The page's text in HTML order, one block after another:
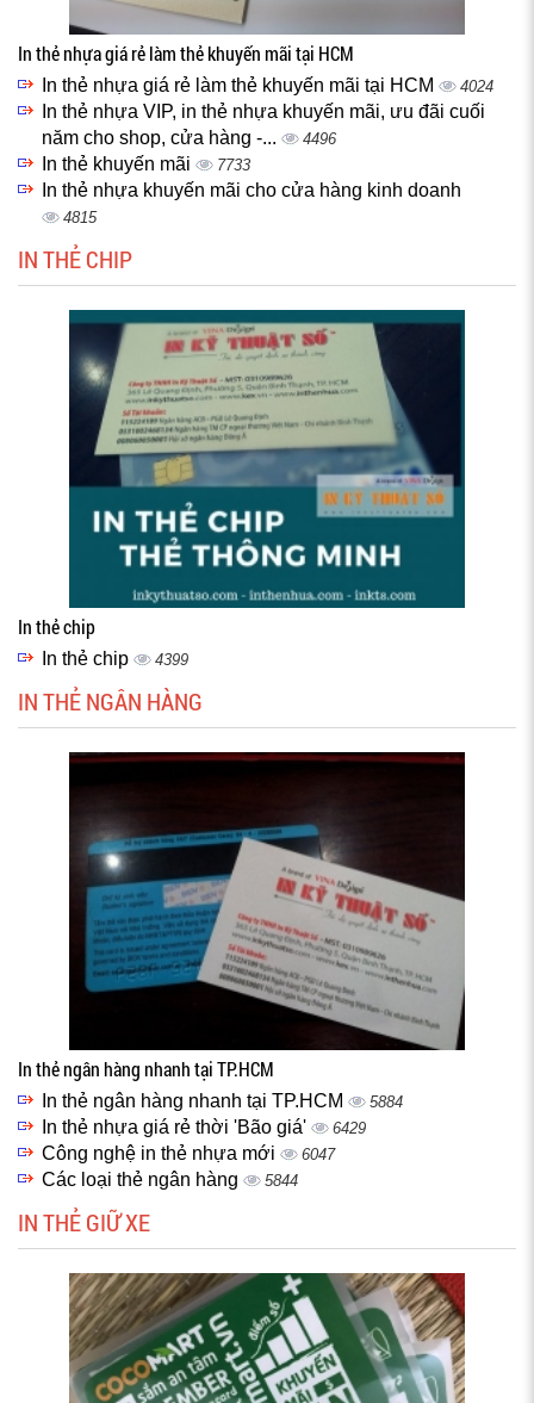
In thẻ nhựa giá rẻ làm thẻ khuyến mãi tại HCM
In thẻ nhựa giá rẻ làm thẻ khuyến mãi tại HCM 4024
In thẻ nhựa VIP, in thẻ nhựa khuyến mãi, ưu đãi cuối
năm cho shop, cửa hàng -...
4496
In thẻ khuyến mãi 7733
In thẻ nhựa khuyến mãi cho cửa hàng kinh doanh
4815
IN THẺ CHIP
In thẻ chip
In thẻ chip 4399
IN THẺ NGÂN HÀNG
In thẻ ngân hàng nhanh tại TP.HCM
In thẻ ngân hàng nhanh tại TP.HCM 5884
In thẻ nhựa giá rẻ thời 'Bão giá' 6429
Công nghệ in thẻ nhựa mới 6047
Các loại thẻ ngân hàng 5844
IN THẺ GIỮ XE